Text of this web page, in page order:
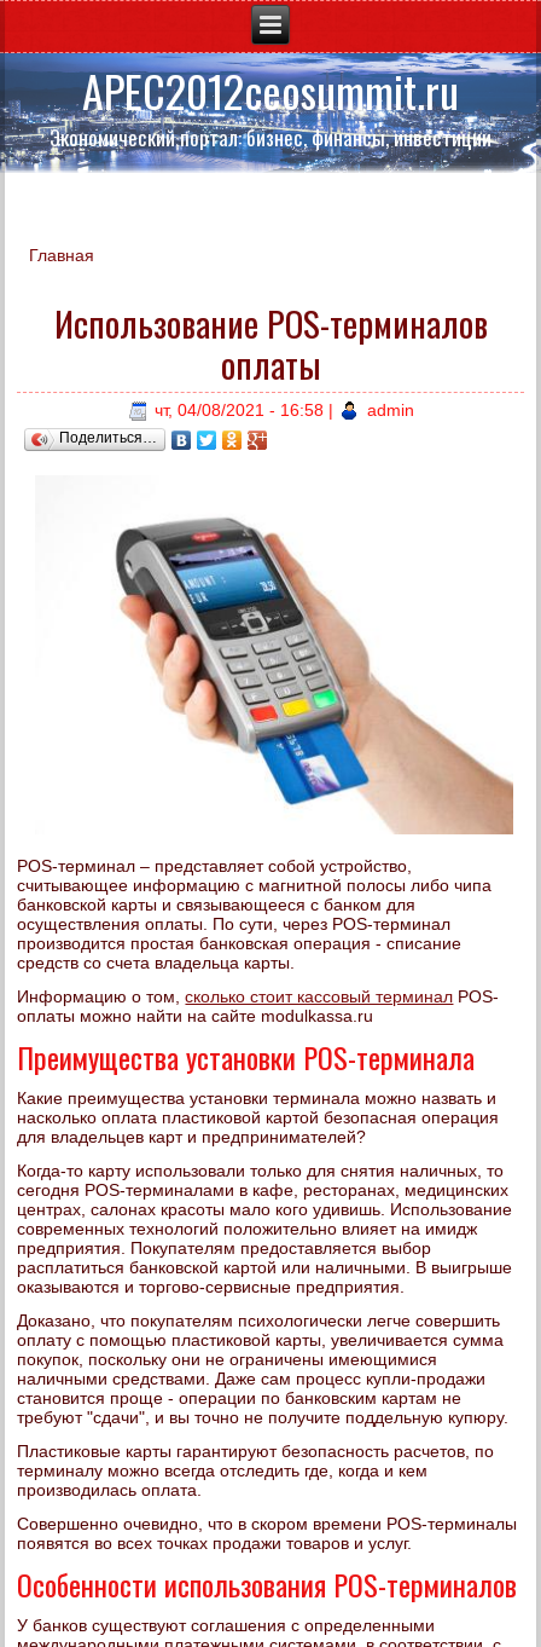
APEC2012ceosummit.ru
Экономический портал: бизнес, финансы, инвестиции
Вы здесь
Главная
Использование POS-терминалов
оплаты
чт, 04/08/2021 - 16:58| admin
Поделиться…
POS-терминал – представляет собой устройство,
считывающее информацию с магнитной полосы либо чипа
банковской карты и связывающееся с банком для
осуществления оплаты. По сути, через POS-терминал
производится простая банковская операция - списание
средств со счета владельца карты.
Информацию о том,сколько стоит кассовый терминал POS-
оплаты можно найти на сайте modulkassa.ru
Преимущества установки POS-терминала
Какие преимущества установки терминала можно назвать и
насколько оплата пластиковой картой безопасная операция
для владельцев карт и предпринимателей?
Когда-то карту использовали только для снятия наличных, то
сегодня POS-терминалами в кафе, ресторанах, медицинских
центрах, салонах красоты мало кого удивишь. Использование
современных технологий положительно влияет на имидж
предприятия. Покупателям предоставляется выбор
расплатиться банковской картой или наличными. В выигрыше
оказываются и торгово-сервисные предприятия.
Доказано, что покупателям психологически легче совершить
оплату с помощью пластиковой карты, увеличивается сумма
покупок, поскольку они не ограничены имеющимися
наличными средствами. Даже сам процесс купли-продажи
становится проще - операции по банковским картам не
требуют "сдачи", и вы точно не получите поддельную купюру.
Пластиковые карты гарантируют безопасность расчетов, по
терминалу можно всегда отследить где, когда и кем
производилась оплата.
Совершенно очевидно, что в скором времени POS-терминалы
появятся во всех точках продажи товаров и услуг.
Особенности использования POS-терминалов
У банков существуют соглашения с определенными